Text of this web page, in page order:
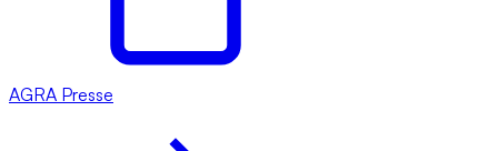
AGRA Presse